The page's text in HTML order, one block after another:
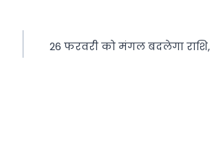
26 फरवरी को मंगल बदलेगा